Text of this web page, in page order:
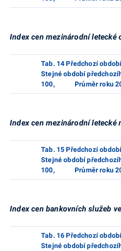
Index cen mezinárodní letecké
Tab. 14 Předchozí
Stejné období
100, Průměr roku
Index cen mezinárodní letecké
Tab. 15 Předchozí
Stejné období
100, Průměr roku
Index cen bankovních služeb
Tab. 16 Předchozí
Stejné období